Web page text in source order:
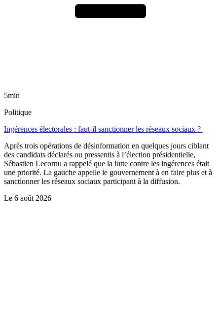
5min
Politique
Ingérences électorales : faut-il sanctionner les réseaux sociaux ?
Après trois opérations de désinformation en quelques jours ciblant
des candidats déclarés ou pressentis à l’élection présidentielle,
Sébastien Lecornu a rappelé que la lutte contre les ingérences était
une priorité. La gauche appelle le gouvernement à en faire plus et à
sanctionner les réseaux sociaux participant à la diffusion.
Le 6 août 2026